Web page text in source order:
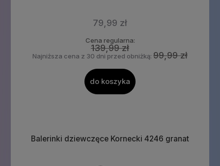
79,99 zł
Cena regularna:
139,99 zł
Najniższa cena z 30 dni przed obniżką: 99,99 zł
do koszyka
Balerinki dziewczęce Kornecki 4246 granat